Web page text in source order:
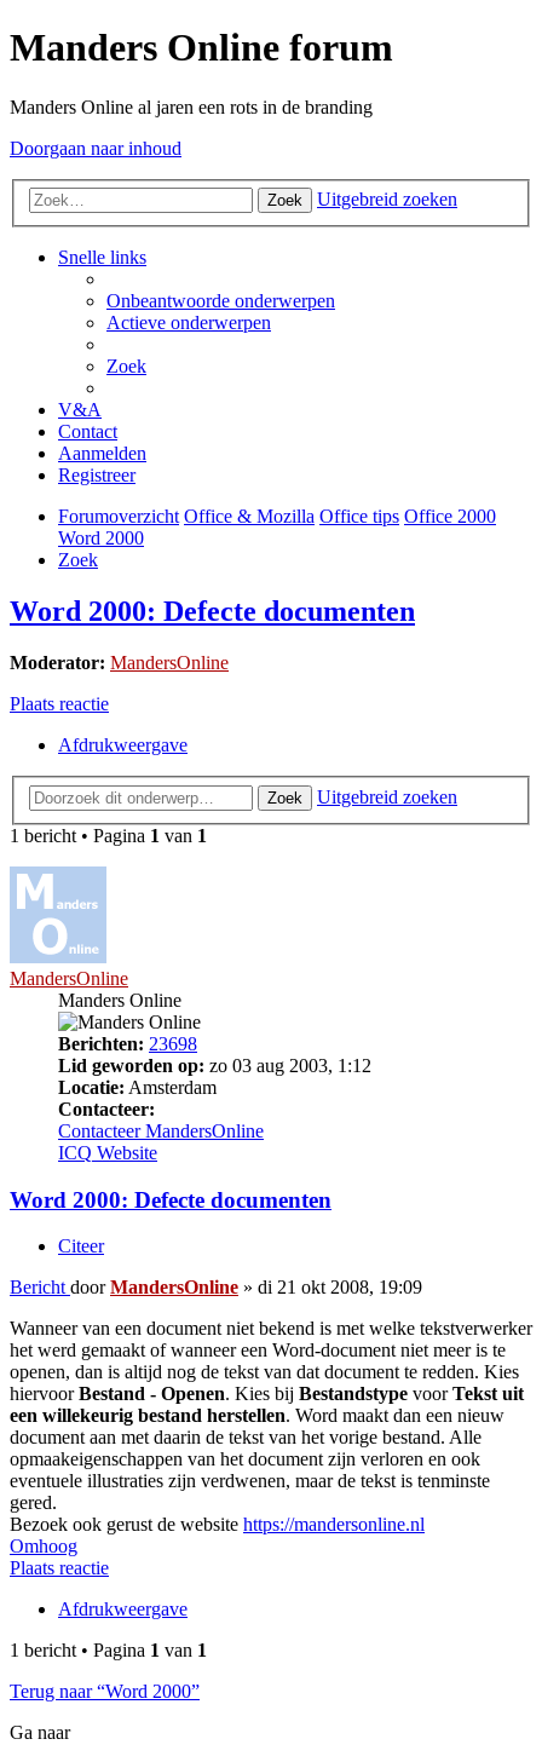
Manders Online forum
Manders Online al jaren een rots in de branding
Doorgaan naar inhoud
Zoek Uitgebreid zoeken
Snelle links
Onbeantwoorde onderwerpen
Actieve onderwerpen
Zoek
V&A
Contact
Aanmelden
Registreer
Forumoverzicht Office & Mozilla Office tips Office 2000
Word 2000
Zoek
Word 2000: Defecte documenten
Moderator: MandersOnline
Plaats reactie
Afdrukweergave
Zoek
Uitgebreid zoeken
1 bericht • Pagina 1 van 1
MandersOnline
Manders Online
Berichten: 23698
Lid geworden op: zo 03 aug 2003, 1:12
Locatie: Amsterdam
Contacteer:
Contacteer MandersOnline
ICQ Website
Word 2000: Defecte documenten
Citeer
Bericht doorMandersOnline » di 21 okt 2008, 19:09
Wanneer van een document niet bekend is met welke tekstverwerker
het werd gemaakt of wanneer een Word-document niet meer is te
openen, dan is altijd nog de tekst van dat document te redden. Kies
hiervoorBestand - Openen. Kies bij Bestandstype voorTekst uit
een willekeurig bestand herstellen. Word maakt dan een nieuw
document aan met daarin de tekst van het vorige bestand. Alle
opmaakeigenschappen van het document zijn verloren en ook
eventuele illustraties zijn verdwenen, maar de tekst is tenminste
gered.
Bezoek ook gerust de website https://mandersonline.nl
Omhoog
Plaats reactie
Afdrukweergave
1 bericht • Pagina 1 van 1
Terug naar “Word 2000”
Ga naar